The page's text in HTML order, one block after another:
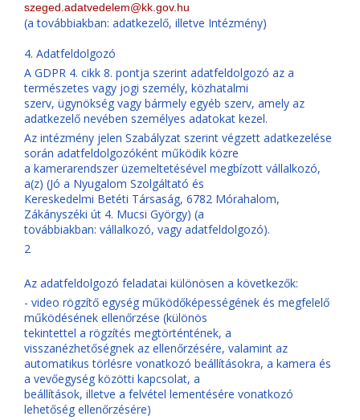
szeged.adatvedelem@kk.gov.hu
(a továbbiakban: adatkezelő, illetve Intézmény)
4. Adatfeldolgozó
A GDPR 4. cikk 8. pontja szerint adatfeldolgozó az a
természetes vagy jogi személy, közhatalmi
szerv, ügynökség vagy bármely egyéb szerv, amely az
adatkezelő nevében személyes adatokat kezel.
Az intézmény jelen Szabályzat szerint végzett adatkezelése
során adatfeldolgozóként működik közre
a kamerarendszer üzemeltetésével megbízott vállalkozó,
a(z) (Jó a Nyugalom Szolgáltató és
Kereskedelmi Betéti Társaság, 6782 Mórahalom,
Zákányszéki út 4. Mucsi György) (a
továbbiakban: vállalkozó, vagy adatfeldolgozó).
2
Az adatfeldolgozó feladatai különösen a következők:
- video rögzítő egység működőképességének és megfelelő
működésének ellenőrzése (különös
tekintettel a rögzítés megtörténtének, a
visszanézhetőségnek az ellenőrzésére, valamint az
automatikus törlésre vonatkozó beállításokra, a kamera és
a vevőegység közötti kapcsolat, a
beállítások, illetve a felvétel lementésére vonatkozó
lehetőség ellenőrzésére)